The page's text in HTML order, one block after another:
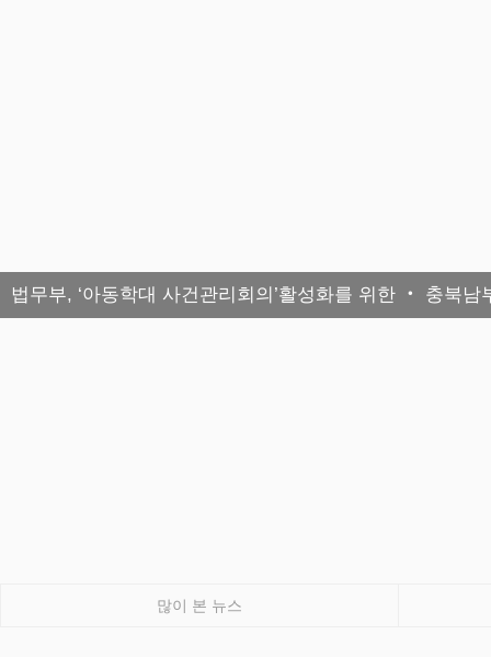
법무부, ‘아동학대 사건관리회의’활성화를 위한 ‧ 충북
많이 본 뉴스